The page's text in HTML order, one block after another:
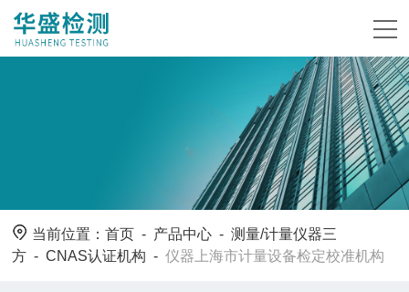
当前位置：首页 - 产品中心 -测量/计量仪器三
方 -CNAS认证机构 -仪器上海市计量设备检定校准机构